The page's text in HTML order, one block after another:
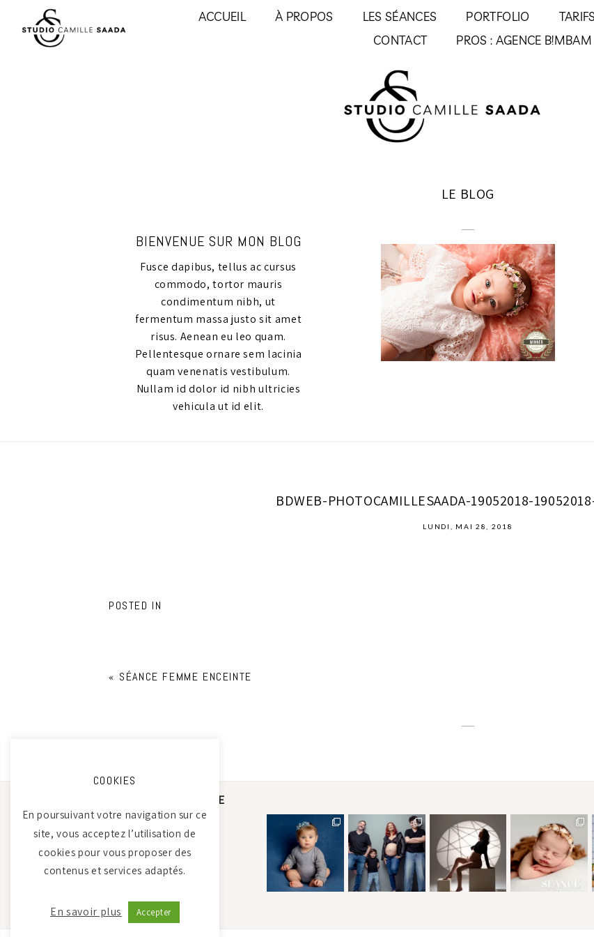
ACCUEIL À PROPOS LES SÉANCES PORTFOLIO TARIFS
CONTACT
PROS : AGENCE B!MBAM
BIENVENUE SUR MON BLOG
Fusce dapibus, tellus ac cursus
commodo, tortor mauris
condimentum nibh, ut
fermentum massa justo sit amet
risus. Aenean eu leo quam.
Pellentesque ornare sem lacinia
quam venenatis vestibulum.
Nullam id dolor id nibh ultricies
vehicula ut id elit.
LE BLOG
BDWEB-PHOTOCAMILLESAADA-19052018-
LUNDI, MAI 28, 2018
POSTED IN
« SÉANCE FEMME ENCEINTE
STUDIO PHOTO CAMILLE
SAADA
Atelier Tierdam
121 La Baumondière
06 21 30 35 68
COOKIES
En poursuivant votre navigation sur ce
site, vous acceptez l’utilisation de
cookies pour vous proposer des
contenus et services adaptés.
En savoir plus Accepter